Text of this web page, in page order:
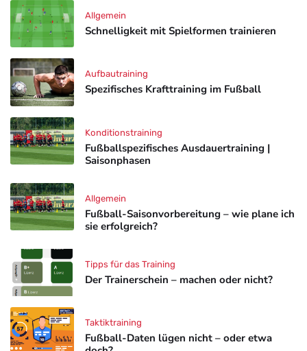
Schnelligkeit mit Spielformen trainieren
Allgemein
Spezifisches Krafttraining im Fußball
Aufbautraining
Fußballspezifisches Ausdauertraining |
Saisonphasen
Konditionstraining
Fußball-Saisonvorbereitung – wie plane ich
sie erfolgreich?
Allgemein
Der Trainerschein – machen oder nicht?
Tipps für das Training
Fußball-Daten lügen nicht – oder etwa
Taktiktraining